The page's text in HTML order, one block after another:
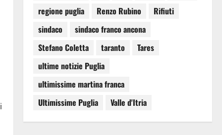
regione puglia
Renzo Rubino
Rifiuti
sindaco
sindaco franco ancona
Stefano Coletta
taranto
Tares
ultime notizie Puglia
ultimissime martina franca
Ultimissime Puglia
Valle d'Itria